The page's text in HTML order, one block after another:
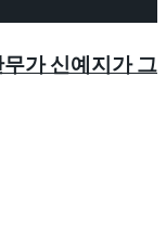
가 신예지가 그